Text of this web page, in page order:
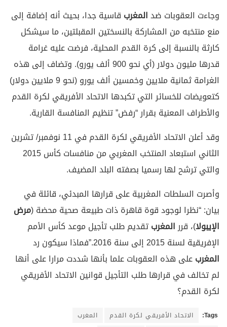
وجاءت العقوبات ضدالمغرب قاسية جدا، بحيث أنه إضافة إلى
منع منتخبه من المشاركة بالنسختين المقبلتين، ما سيشكل
كارثة بالنسبة إلى كرة القدم المحلية، فرضت عليه غرامة
قدرها مليون دولار (أي نحو 900 ألف يورو). وتضاف إلى هذه
الغرامة ثمانية ملايين وخمسين ألف يورو (نحو 9 ملايين دولار)
كتعويضات للخسائر التي تكبدها الاتحاد الأفريقي لكرة القدم
والأطراف المعنية بقرار “رفض” تنظيم المنافسة القارية.
وقد أعلن الاتحاد الأفريقي لكرة القدم في 11 نوفمبر/ تشرين
الثاني استبعاد المنتخب المغربي من منافسات كأس 2015
والتي ترشح لها رسميا بصفته البلد المضيف.
وأصرت السلطات المغربية على قرارها المبدئي، قائلة في
بيان: “نظرا لوجود قوة قاهرة ذات طبيعة صحية محضة (مرض
الإيبولا)، قررالمغربتقديم طلب تأجيل موعد كأس الأمم
الإفريقية لسنة 2015 إلى سنة 2016.”فماذا سيكون رد
المغربعلى هذه العقوبات علما بأنها شددت مرارا على أنها
لم تخالف في قرارها طلب التأجيل قوانين الاتحاد الأفريقي
لكرة القدم؟
Tags: الاتحاد الأفريقي لكرة القدم
المغرب